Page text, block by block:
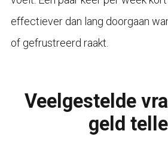
effectiever dan lang doorgaan
of gefrustreerd raakt.
Veelgestelde
geld